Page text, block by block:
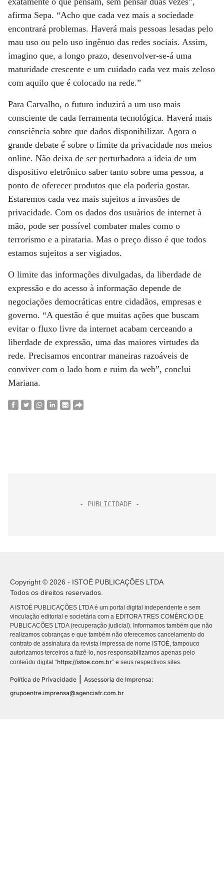
afirma Sepa. “Acho que cada vez mais a sociedade
encontrará problemas. Haverá mais pessoas lesadas pelo
mau uso ou pelo uso ingênuo das redes sociais. Assim,
imagino que, a longo prazo, desenvolver-se-á uma
maturidade crescente e um cuidado cada vez mais zeloso
com aquilo que é colocado na rede.”
Para Carvalho, o futuro induzirá a um uso mais
consciente de cada ferramenta tecnológica. Haverá mais
consciência sobre que dados disponibilizar. Agora o
grande debate é sobre o limite da privacidade nos meios
online. Não deixa de ser perturbadora a ideia de um
dispositivo eletrônico saber tanto sobre uma pessoa, a
ponto de oferecer produtos que ela poderia gostar.
Estaremos cada vez mais sujeitos a invasões de
privacidade. Com os dados dos usuários de internet à
mão, pode ser possível combater males como o
terrorismo e a pirataria. Mas o preço disso é que todos
estamos sujeitos a ser vigiados.
O limite das informações divulgadas, da liberdade de
expressão e do acesso à informação depende de
negociações democráticas entre cidadãos, empresas e
governo. “A questão é que muitas ações que buscam
evitar o fluxo livre da internet acabam cerceando a
liberdade de expressão, uma das maiores virtudes da
rede. Precisamos encontrar maneiras razoáveis de
conviver com o lado bom e ruim da web”, conclui
Mariana.
Copyright © 2026 - ISTOÉ PUBLICAÇÕES LTDA
Todos os direitos reservados.
A ISTOÉ PUBLICAÇÕES LTDA é um portal digital independente e sem
vinculação editorial e societária com a EDITORA TRES COMÉRCIO DE
PUBLICACÕES LTDA (recuperação judicial). Informamos também que não
realizamos cobranças e que também não oferecemos cancelamento do
contrato de assinatura da revista impressa de nome ISTOÉ, tampouco
autorizamos terceiros a fazê-lo, nos responsabilizamos apenas pelo
conteúdo digital “https://istoe.com.br” e seus respectivos sites.
Política de Privacidade
Assessoria de Imprensa:
grupoentre.imprensa@agenciafr.com.br